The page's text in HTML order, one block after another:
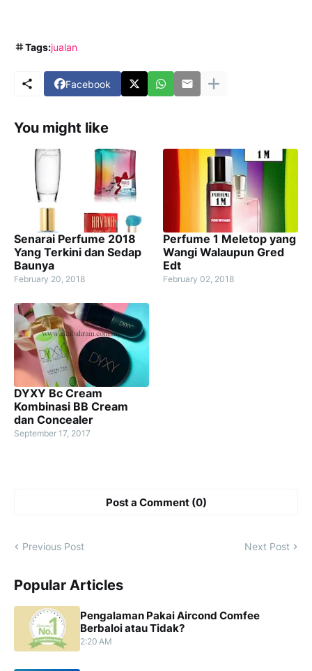
Tags:jualan
Facebook
You might like
Senarai Perfume 2018
Yang Terkini dan Sedap
Baunya
February 20, 2018
Perfume 1 Meletop yang
Wangi Walaupun Gred
Edt
February 02, 2018
DYXY Bc Cream
Kombinasi BB Cream
dan Concealer
September 17, 2017
Post a Comment (0)
Previous Post Next Post
Popular Articles
Pengalaman Pakai Aircond Comfee
Berbaloi atau Tidak?
2:20 AM